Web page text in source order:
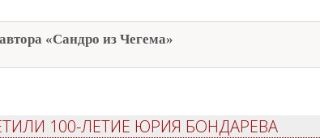
«Сандро из Чегема»
100-ЛЕТИЕ ЮРИЯ БОНДАРЕВА